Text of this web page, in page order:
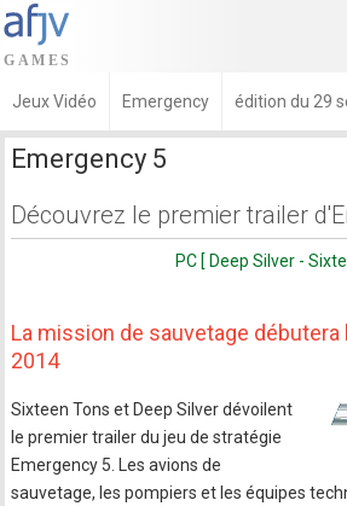
Jeux Vidéo Emergency édition du 29
Emergency 5
Découvrez le premier trailer
PC [ Deep Silver -
La mission de sauvetage débutera
2014
Sixteen Tons et Deep Silver dévoilent
le premier trailer du jeu de stratégie
Emergency 5. Les avions de
sauvetage, les pompiers et les équipes